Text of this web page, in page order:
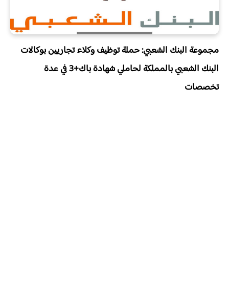
مجموعة البنك الشعبي: حملة توظيف وكلاء تجاريين بوكالات
البنك الشعبي بالمملكة لحاملي شهادة باك+3 في عدة
تخصصات